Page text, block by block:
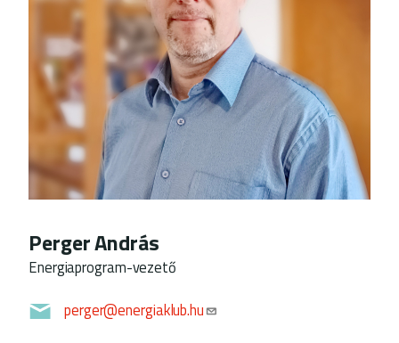
Perger András
Energiaprogram-vezető
perger@energiaklub.hu